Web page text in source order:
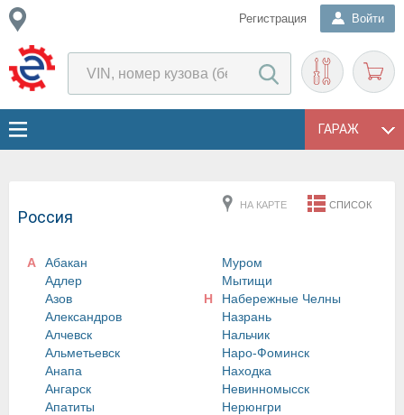
Регистрация Войти
ГАРАЖ
Россия
НА КАРТЕ СПИСОК
А
Абакан
Адлер
Азов
Александров
Алчевск
Альметьевск
Анапа
Ангарск
Апатиты
Муром
Мытищи
Н
Набережные Челны
Назрань
Нальчик
Наро-Фоминск
Находка
Невинномысск
Нерюнгри